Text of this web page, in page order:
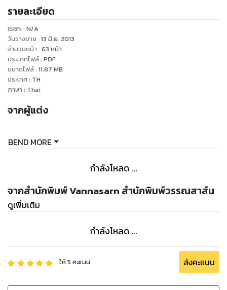
รายละเอียด
ISBN : N/A
วันวางขาย : 13 มิ.ย. 2013
จำนวนหน้า : 63 หน้า
ประเภทไฟล์: PDF
ขนาดไฟล์: 11.87 MB
ประเทศ: TH
ภาษา : Thai
จากผู้แต่ง
BEND MORE
กำลังโหลด ...
จากสำนักพิมพ์ Vannasarn สำนักพิมพ์วรรณสาส์น
ดูเพิ่มเติม
กำลังโหลด ...
ให้5 คะแนน ส่งคะแนน